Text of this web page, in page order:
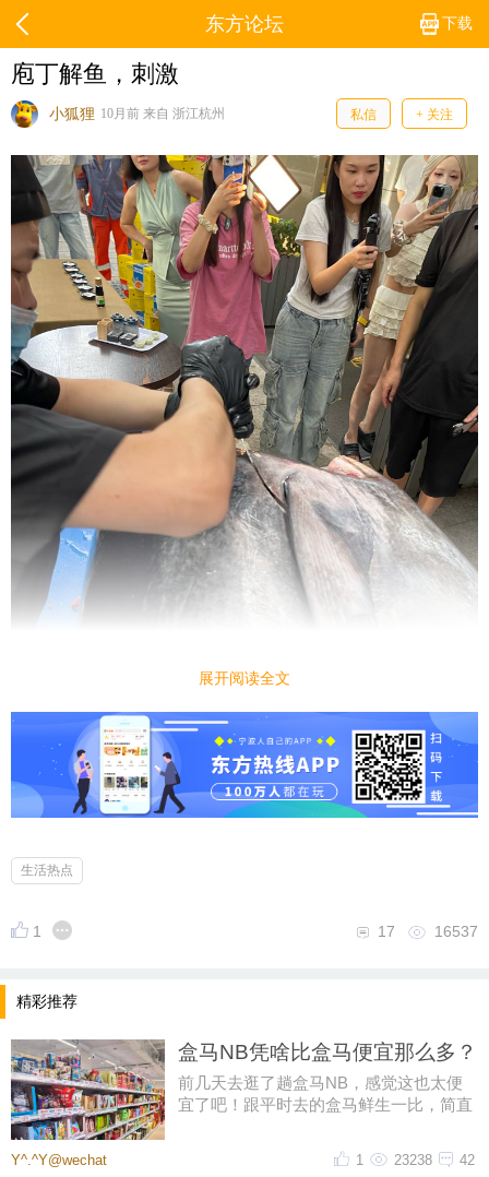
下载
东方论坛
庖丁解鱼，刺激
小狐狸 10月前 来自 浙江杭州 私信 + 关注
展开阅读全文
生活热点
1 16537
17
精彩推荐
盒马NB凭啥比盒马便宜那么多？
前几天去逛了趟盒马NB，感觉这也太便
宜了吧！跟平时去的盒马鲜生一比，简直
Y^.^Y@wechat 42
23238
1